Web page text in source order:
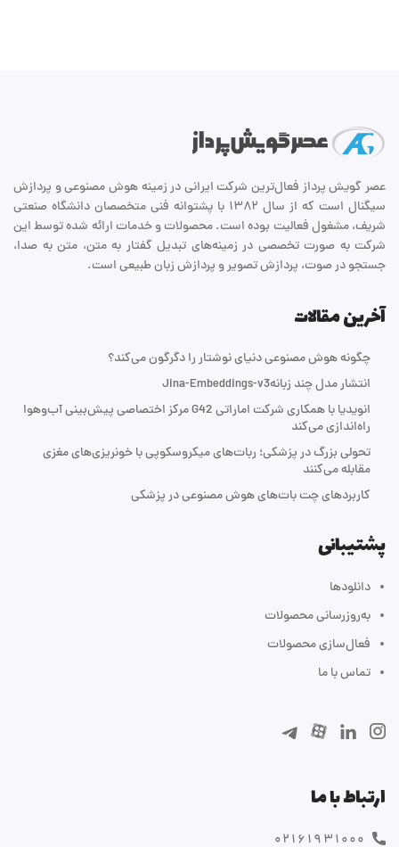
عصر گویش پرداز فعال‌ترین شرکت ایرانی در زمینه هوش مصنوعی و پردازش
سیگنال است که از سال ۱۳۸۲ با پشتوانه فنی متخصصان دانشگاه صنعتی
شریف، مشغول فعالیت بوده است. محصولات و خدمات ارائه شده توسط این
شرکت به صورت تخصصی در زمینه‌های تبدیل گفتار به متن، متن به صدا،
جستجو در صوت، پردازش تصویر و پردازش زبان طبیعی است.
آخرین مقالات
چگونه هوش مصنوعی دنیای نوشتار را دگرگون می‌کند؟
انتشار مدل چند زبانهJina-Embeddings-v3
انویدیا با همکاری شرکت اماراتی G42 مرکز اختصاصی پیش‌بینی آب‌و‌هوا
راه‌اندازی می‌کند
تحولی بزرگ در پزشکی؛ ربات‌های میکروسکوپی با خونریزی‌های مغزی
مقابله می‌کنند
کاربردهای چت بات‌های هوش مصنوعی در پزشکی
پشتیبانی
دانلودها
به‌روزرسانی محصولات
فعال‌سازی محصولات
تماس با ما
ارتباط با ما
۰۲۱۶۱۹۳۱۰۰۰